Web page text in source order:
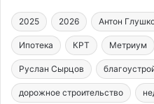
2025 2026 Антон
Ипотека КРТ Метриум
Руслан Сырцов
дорожное строительство